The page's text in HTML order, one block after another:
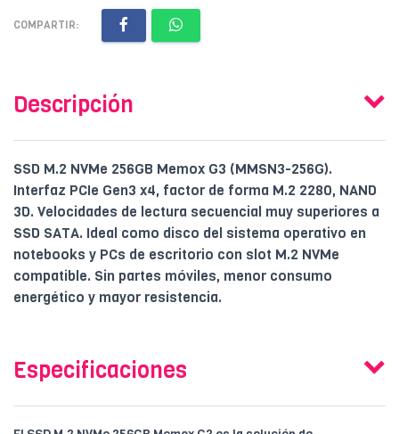
COMPARTIR:
Descripción
SSD M.2 NVMe 256GB Memox G3 (MMSN3-256G).
Interfaz PCIe Gen3 x4, factor de forma M.2 2280, NAND
3D. Velocidades de lectura secuencial muy superiores a
SSD SATA. Ideal como disco del sistema operativo en
notebooks y PCs de escritorio con slot M.2 NVMe
compatible. Sin partes móviles, menor consumo
energético y mayor resistencia.
Especificaciones